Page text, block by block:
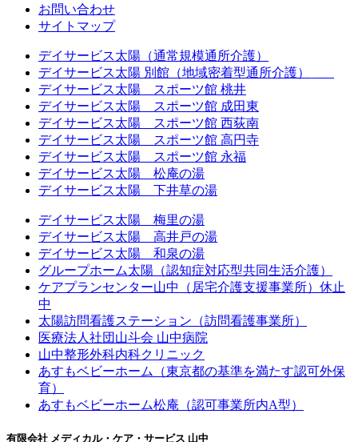
お問い合わせ
サイトマップ
デイサービス太陽（通常規模通所介護）
デイサービス太陽 別館（地域密着型通所介護）
デイサービス太陽 スポーツ館 桃井
デイサービス太陽 スポーツ館 成田東
デイサービス太陽 スポーツ館 西荻南
デイサービス太陽 スポーツ館 高円寺
デイサービス太陽 スポーツ館 永福
デイサービス太陽 松庵の湯
デイサービス太陽 下井草の湯
デイサービス太陽 梅里の湯
デイサービス太陽 高井戸の湯
デイサービス太陽 和泉の湯
グループホーム太陽（認知症対応型共同生活介護）
ケアプランセンター山中（居宅介護支援事業所）休止
中
太陽訪問看護ステーション（訪問看護事業所）
医療法人社団山斗会 山中病院
山中整形外科内科クリニック
あすもベビーホーム（東京都の基準を満たす認可外保
育）
あすもベビーホーム松庵（認可事業所内A型）
有限会社 メディカル・ケア・サービス 山中